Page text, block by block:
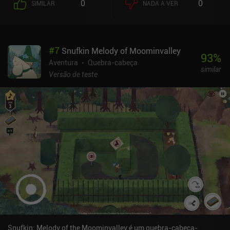
cabeça. Embora esses quebra-cabeças não sejam ruins e se
quebra-cabeças.O jogo é gratuito para experimentar e é
monetizado por meio de um iAP único de US$ 1,99 para
desbloquear o jogo completo.No geral, The Mooseman é um jogo
entreterá por algumas horas. Se você gosta de história ou de arte,
vale a pena conferir o jogo só pela história, sem mencionar o estilo
de arte minimalista lindamente exibido.
SIMILAR 0 NADA A VER 0
#7 Snufkin Melody of Moominvalley
Aventura
Quebra-cabeça
Versão de teste
93%
similar
Snufkin: Melody of the Moominvalley é um quebra-cabeça-